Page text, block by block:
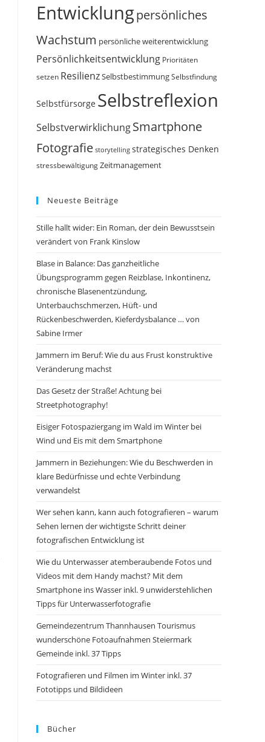
Entwicklungpersönliches
Wachstum persönliche weiterentwicklung
Persönlichkeitsentwicklung Prioritäten
setzen ResilienzSelbstbestimmungSelbstfindung
Selbstfürsorge Selbstreflexion
SelbstverwirklichungSmartphone
Fotografie storytelling strategisches Denken
stressbewältigung Zeitmanagement
Neueste Beiträge
Stille hallt wider: Ein Roman, der dein Bewusstsein
verändert von Frank Kinslow
Blase in Balance: Das ganzheitliche
Übungsprogramm gegen Reizblase, Inkontinenz,
chronische Blasenentzündung,
Unterbauchschmerzen, Hüft- und
Rückenbeschwerden, Kieferdysbalance … von
Sabine Irmer
Jammern im Beruf: Wie du aus Frust konstruktive
Veränderung machst
Das Gesetz der Straße! Achtung bei
Streetphotography!
Eisiger Fotospaziergang im Wald im Winter bei
Wind und Eis mit dem Smartphone
Jammern in Beziehungen: Wie du Beschwerden in
klare Bedürfnisse und echte Verbindung
verwandelst
Wer sehen kann, kann auch fotografieren – warum
Sehen lernen der wichtigste Schritt deiner
fotografischen Entwicklung ist
Wie du Unterwasser atemberaubende Fotos und
Videos mit dem Handy machst? Mit dem
Smartphone ins Wasser inkl. 9 unwiderstehlichen
Tipps für Unterwasserfotografie
Gemeindezentrum Thannhausen Tourismus
wunderschöne Fotoaufnahmen Steiermark
Gemeinde inkl. 37 Tipps
Fotografieren und Filmen im Winter inkl. 37
Fototipps und Bildideen
Bücher